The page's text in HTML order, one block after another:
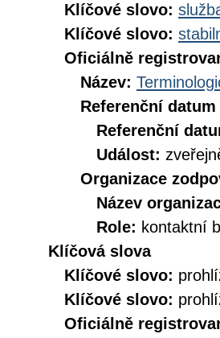
Klíčové slovo:
Klíčové slovo:
Oficiálně
Název:
Referenční datum
Referenční
Událost:
Organizace
Název
Role: kontaktní
Klíčová slova
Klíčové slovo:
Klíčové slovo:
Oficiálně